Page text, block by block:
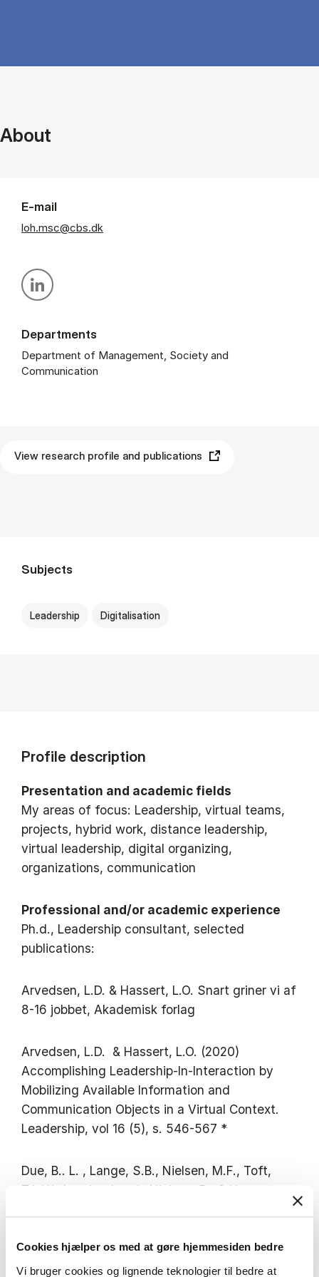
Cookies hjælper os med at gøre hjemmesiden bedre
Vi bruger cookies og lignende teknologier til bedre at
About
E-mail
loh.msc@cbs.dk
Personal linkedin profile
Departments
Department of Management, Society and
Communication
View research profile and publications
Subjects
Leadership Digitalisation
Profile description
Presentation and academic fields
My areas of focus: Leadership, virtual teams,
projects, hybrid work, distance leadership,
virtual leadership, digital organizing,
organizations, communication
Professional and/or academic experience
Ph.d., Leadership consultant, selected
publications:
Arvedsen, L.D. & Hassert, L.O. Snart griner vi af
8-16 jobbet, Akademisk forlag
Arvedsen, L.D. & Hassert, L.O. (2020)
Accomplishing Leadership-In-Interaction by
Mobilizing Available Information and
Communication Objects in a Virtual Context.
Leadership, vol 16 (5), s. 546-567 *
Due, B.. L. , Lange, S.B., Nielsen, M.F., Toft,
T.L.W., Landgrebe, J., Nielsen, R., & Hassert,
interaktionsanalyse. Nydanske sprogstudier.
1(56), s. 10-51*